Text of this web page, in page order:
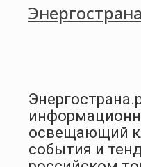
освещающий
события и